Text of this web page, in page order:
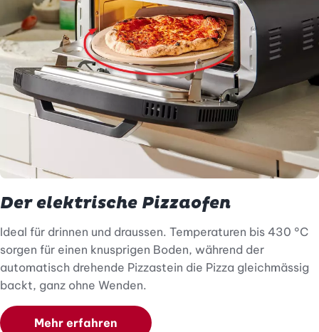
Der elektrische Pizzaofen
Ideal für drinnen und draussen. Temperaturen bis 430 °C
sorgen für einen knusprigen Boden, während der
automatisch drehende Pizzastein die Pizza gleichmässig
backt, ganz ohne Wenden.
Mehr erfahren